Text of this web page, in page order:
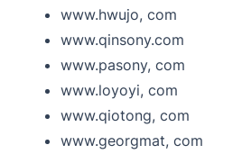
www.hwujo, com
www.qinsony.com
www.pasony, com
www.loyoyi, com
www.qiotong, com
www.georgmat, com